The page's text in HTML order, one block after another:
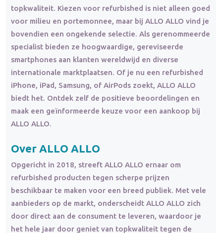
topkwaliteit. Kiezen voor refurbished is niet alleen goed
voor milieu en portemonnee, maar bij ALLO ALLO vind je
bovendien een ongekende selectie. Als gerenommeerde
specialist bieden ze hoogwaardige, gereviseerde
smartphones aan klanten wereldwijd en diverse
internationale marktplaatsen. Of je nu een refurbished
iPhone, iPad, Samsung, of AirPods zoekt, ALLO ALLO
biedt het. Ontdek zelf de positieve beoordelingen en
maak een geïnformeerde keuze voor een aankoop bij
ALLO ALLO.
Over ALLO ALLO
Opgericht in 2018, streeft ALLO ALLO ernaar om
refurbished producten tegen scherpe prijzen
beschikbaar te maken voor een breed publiek. Met vele
aanbieders op de markt, onderscheidt ALLO ALLO zich
door direct aan de consument te leveren, waardoor je
het hele jaar door geniet van topkwaliteit tegen de